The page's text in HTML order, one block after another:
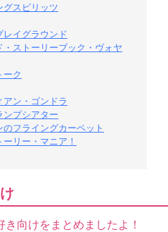
スピリッツ
イグラウンド
ストーリーブック・ヴォヤ
ーク
ン・ゴンドラ
プシアター
フライングカーペット
リー・マニア！
向けをまとめましたよ！